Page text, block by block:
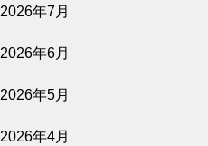
八月の声を運ぶ男
2026年7月
2026年6月
2026年5月
2026年4月